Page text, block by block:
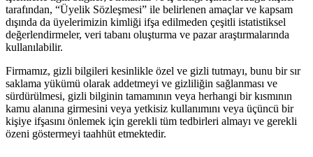
tarafından, “Üyelik Sözleşmesi” ile belirlenen amaçlar ve kapsam
dışında da üyelerimizin kimliği ifşa edilmeden çeşitli istatistiksel
değerlendirmeler, veri tabanı oluşturma ve pazar araştırmalarında
kullanılabilir.
Firmamız, gizli bilgileri kesinlikle özel ve gizli tutmayı, bunu bir sır
saklama yükümü olarak addetmeyi ve gizliliğin sağlanması ve
sürdürülmesi, gizli bilginin tamamının veya herhangi bir kısmının
kamu alanına girmesini veya yetkisiz kullanımını veya üçüncü bir
kişiye ifşasını önlemek için gerekli tüm tedbirleri almayı ve gerekli
özeni göstermeyi taahhüt etmektedir.